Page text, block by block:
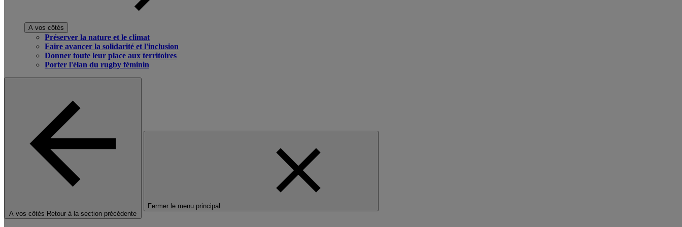
A vos côtés
Préserver la nature et le climat
Faire avancer la solidarité et l'inclusion
Donner toute leur place aux territoires
Porter l'élan du rugby féminin
A vos côtés Retour à la section précédente
Fermer le menu principal